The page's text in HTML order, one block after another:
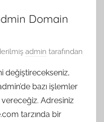
Domain
admin tarafından
değiştirecekseniz,
bazı işlemler
Adresiniz
tarzında bir